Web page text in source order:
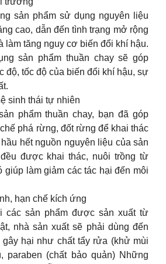
sản phẩm sử dụng nguyên liệu
cao, dẫn đến tình trạng mở rộng
làm tăng nguy cơ biến đổi khí hậu.
sản phẩm thuần chay sẽ góp
độ, tốc độ của biến đổi khí hậu, sự
sinh thái tự nhiên
phẩm thuần chay, bạn đã góp
phá rừng, đốt rừng để khai thác
hết nguồn nguyên liệu của sản
được khai thác, nuôi trồng từ
giúp làm giảm các tác hại đến môi
hạn chế kích ứng
các sản phẩm được sản xuất từ
nhà sản xuất sẽ phải dùng đến
gây hại như chất tẩy rửa (khử mùi
paraben (chất bảo quản) Những